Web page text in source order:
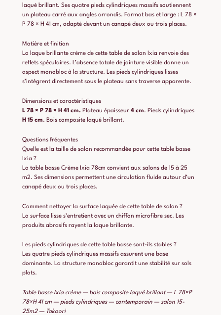
laqué brillant. Ses quatre pieds cylindriques massifs soutiennent
un plateau carré aux angles arrondis. Format bas et large : L 78 ×
P 78 × H 41 cm, adapté devant un canapé deux ou trois places.
Matière et finition
La laque brillante crème de cette table de salon Ixia renvoie des
reflets spéculaires. L’absence totale de jointure visible donne un
aspect monobloc à la structure. Les pieds cylindriques lisses
s’intègrent directement sous le plateau sans traverse apparente.
Dimensions et caractéristiques
L 78 × P 78 × H 41 cm. Plateau épaisseur 4 cm. Pieds cylindriques
H 15 cm. Bois composite laqué brillant.
Questions fréquentes
Quelle est la taille de salon recommandée pour cette table basse
Ixia ?
La table basse Crème Ixia 78cm convient aux salons de 15 à 25
m2. Ses dimensions permettent une circulation fluide autour d’un
canapé deux ou trois places.
Comment nettoyer la surface laquée de cette table de salon ?
La surface lisse s’entretient avec un chiffon microfibre sec. Les
produits abrasifs rayent la laque brillante.
Les pieds cylindriques de cette table basse sont-ils stables ?
Les quatre pieds cylindriques massifs assurent une base
dominante. La structure monobloc garantit une stabilité sur sols
plats.
Table basse Ixia crème — bois composite laqué brillant — L 78×P
78×H 41 cm — pieds cylindriques — contemporain — salon 15-
25m2 — Takoori